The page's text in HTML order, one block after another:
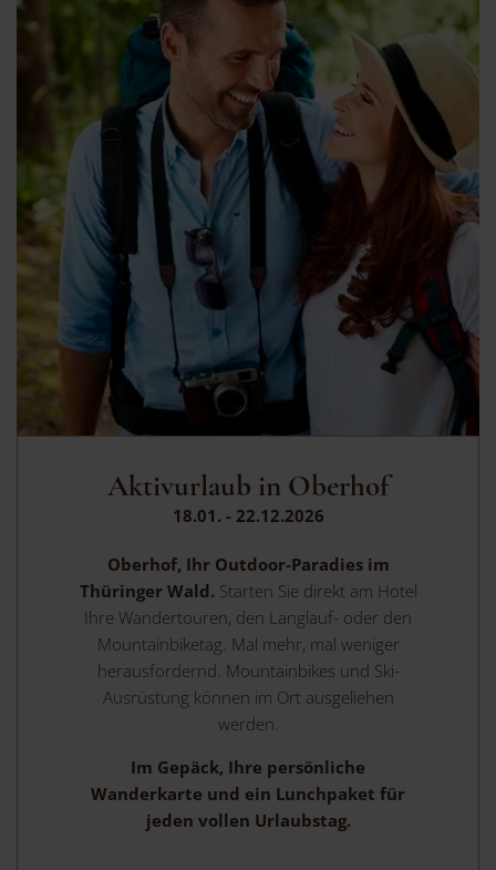
Aktivurlaub in Oberhof
18.01. - 22.12.2026
Oberhof, Ihr Outdoor-Paradies im
Thüringer Wald. Starten Sie direkt am Hotel
Ihre Wandertouren, den Langlauf- oder den
Mountainbiketag. Mal mehr, mal weniger
herausfordernd. Mountainbikes und Ski-
Ausrüstung können im Ort ausgeliehen
werden.
Im Gepäck, Ihre persönliche
Wanderkarte und ein Lunchpaket für
jeden vollen Urlaubstag.